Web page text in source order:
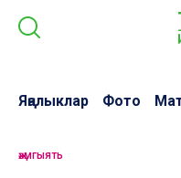
Яңалыклар Фото
җәмгыять